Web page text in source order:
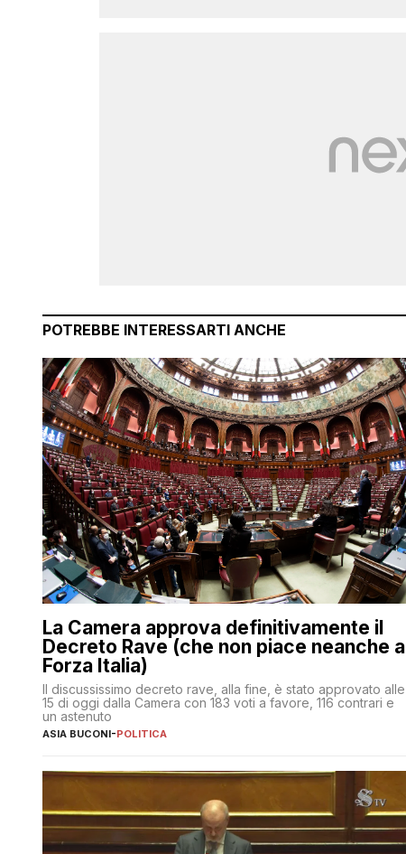
POTREBBE INTERESSARTI ANCHE
La Camera approva definitivamente il
Decreto Rave (che non piace neanche a
Forza Italia)
Il discussissimo decreto rave, alla fine, è stato approvato alle
15 di oggi dalla Camera con 183 voti a favore, 116 contrari e
un astenuto
ASIA BUCONI-POLITICA